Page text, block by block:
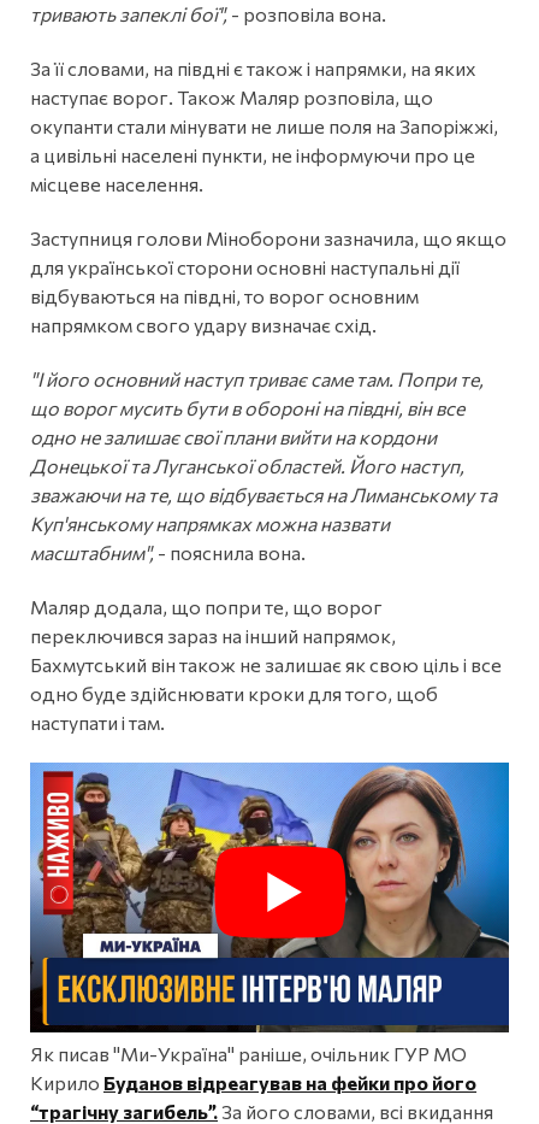
тривають запеклі бої", - розповіла вона.
За її словами, на півдні є також і напрямки, на яких
наступає ворог. Також Маляр розповіла, що
окупанти стали мінувати не лише поля на Запоріжжі,
а цивільні населені пункти, не інформуючи про це
місцеве населення.
Заступниця голови Міноборони зазначила, що якщо
для української сторони основні наступальні дії
відбуваються на півдні, то ворог основним
напрямком свого удару визначає схід.
"І його основний наступ триває саме там. Попри те,
що ворог мусить бути в обороні на півдні, він все
одно не залишає свої плани вийти на кордони
Донецької та Луганської областей. Його наступ,
зважаючи на те, що відбувається на Лиманському та
Куп'янському напрямках можна назвати
масштабним", - пояснила вона.
Маляр додала, що попри те, що ворог
переключився зараз на інший напрямок,
Бахмутський він також не залишає як свою ціль і все
одно буде здійснювати кроки для того, щоб
наступати і там.
Як писав "Ми-Україна" раніше, очільник ГУР МО
Кирило Буданов відреагував на фейки про його
“трагічну загибель”. За його словами, всі вкидання